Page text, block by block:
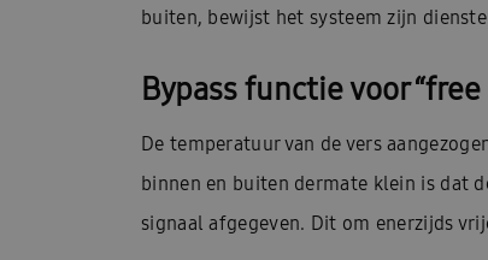
buiten, bewijst het systeem zijn
Bypass functie voor
De temperatuur van de vers
binnen en buiten dermate klein is dat
signaal afgegeven. Dit om enerzijds